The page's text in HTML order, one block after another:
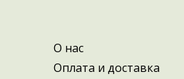
О нас
Оплата и доставка